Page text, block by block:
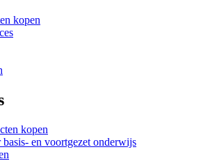
kopen
kopen
en voortgezet onderwijs